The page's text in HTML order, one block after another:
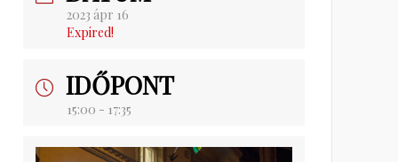
2023 ápr 16
Expired!
IDŐPONT
15:00 - 17:35